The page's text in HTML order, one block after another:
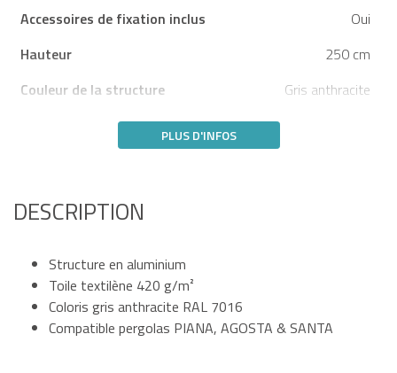
Accessoires de fixation inclus
Oui
Hauteur
250 cm
Couleur de la structure
Gris anthracite
PLUS D'INFOS
DESCRIPTION
Structure en aluminium
Toile textilène 420 g/m²
Coloris gris anthracite RAL 7016
Compatible pergolas PIANA, AGOSTA & SANTA